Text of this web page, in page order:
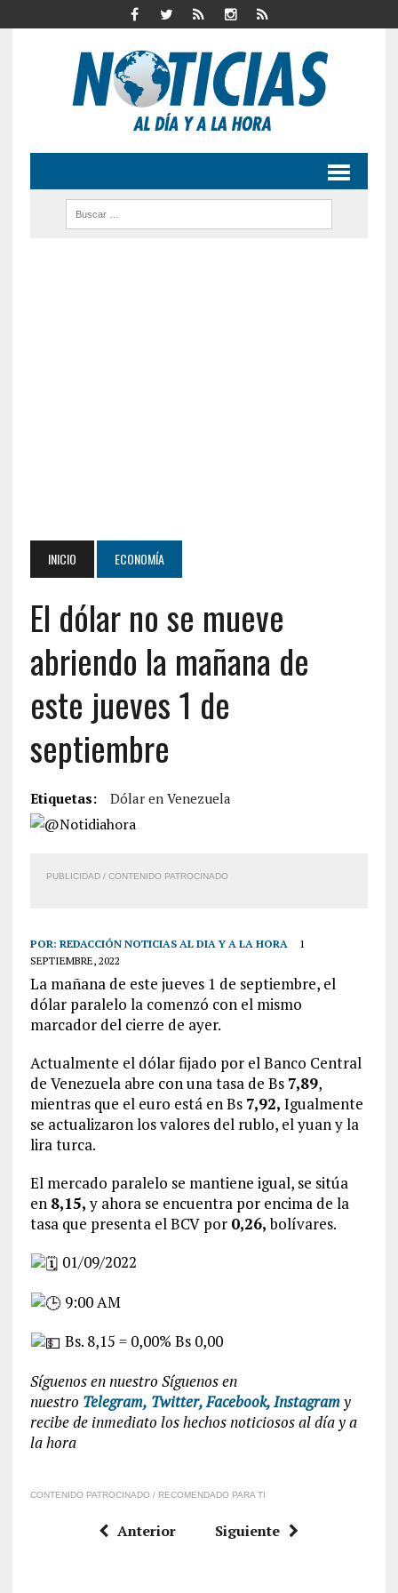
INICIO ECONOMÍA
El dólar no se mueve
abriendo la mañana de
este jueves 1 de
septiembre
Etiquetas: Dólar en Venezuela
PUBLICIDAD / CONTENIDO PATROCINADO
POR: REDACCIÓN NOTICIAS AL DIA Y A LA HORA
1
SEPTIEMBRE, 2022
La mañana de este jueves 1 de septiembre, el
dólar paralelo la comenzó con el mismo
marcador del cierre de ayer.
Actualmente el dólar fijado por el Banco Central
de Venezuela abre con una tasa de Bs 7,89,
mientras que el euro está en Bs 7,92, Igualmente
se actualizaron los valores del rublo, el yuan y la
lira turca.
El mercado paralelo se mantiene igual, se sitúa
en 8,15,y ahora se encuentra por encima de la
tasa que presenta el BCV por 0,26,bolívares.
01/09/2022
9:00 AM
Bs. 8,15 = 0,00% Bs 0,00
Síguenos en nuestro Síguenos en
nuestro Telegram, Twitter,Facebook,Instagramy
recibe de inmediato los hechos noticiosos al día y a
la hora
CONTENIDO PATROCINADO / RECOMENDADO PARA TI
Anterior Siguiente